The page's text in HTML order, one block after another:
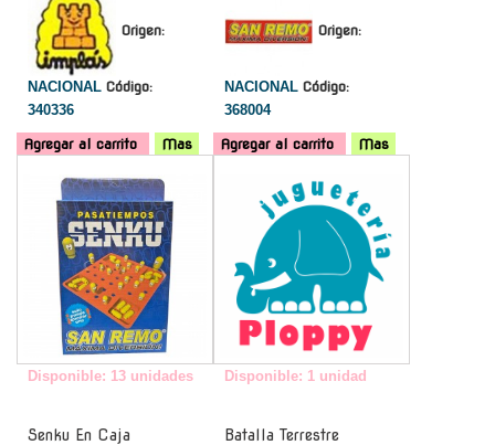
Origen:
NACIONAL Código:
340336
Agregar al carrito Mas
Origen:
NACIONAL Código:
368004
Agregar al carrito
Mas
Disponible: 13 unidades
Senku En Caja
Disponible: 1 unidad
Batalla Terrestre